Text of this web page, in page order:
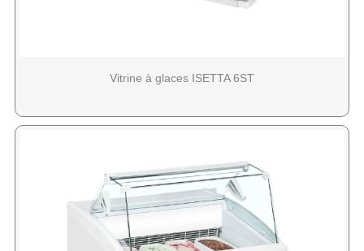
Vitrine à glaces ISETTA 6ST